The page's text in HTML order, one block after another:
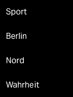
Sport
Berlin
Nord
Wahrheit